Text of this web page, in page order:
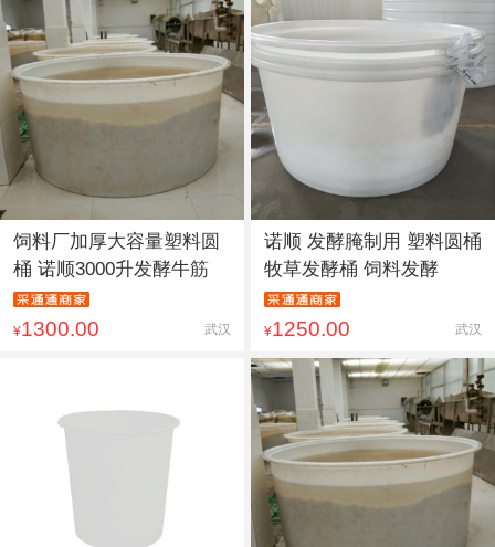
饲料厂加厚大容量塑料圆
桶 诺顺3000升发酵牛筋
¥1300.00 武汉
诺顺 发酵腌制用 塑料圆桶
牧草发酵桶 饲料发酵
¥1250.00 武汉